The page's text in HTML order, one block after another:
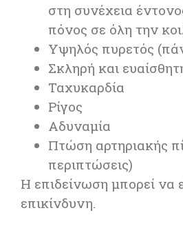
στη συνέχεια
πόνος σε όλη την
Υψηλός πυρετός
Σκληρή και
Ταχυκαρδία
Ρίγος
Αδυναμία
Πτώση αρτηριακής
περιπτώσεις)
Η επιδείνωση μπορεί να
επικίνδυνη.